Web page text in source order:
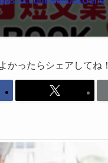
よかったらシェアしてね！